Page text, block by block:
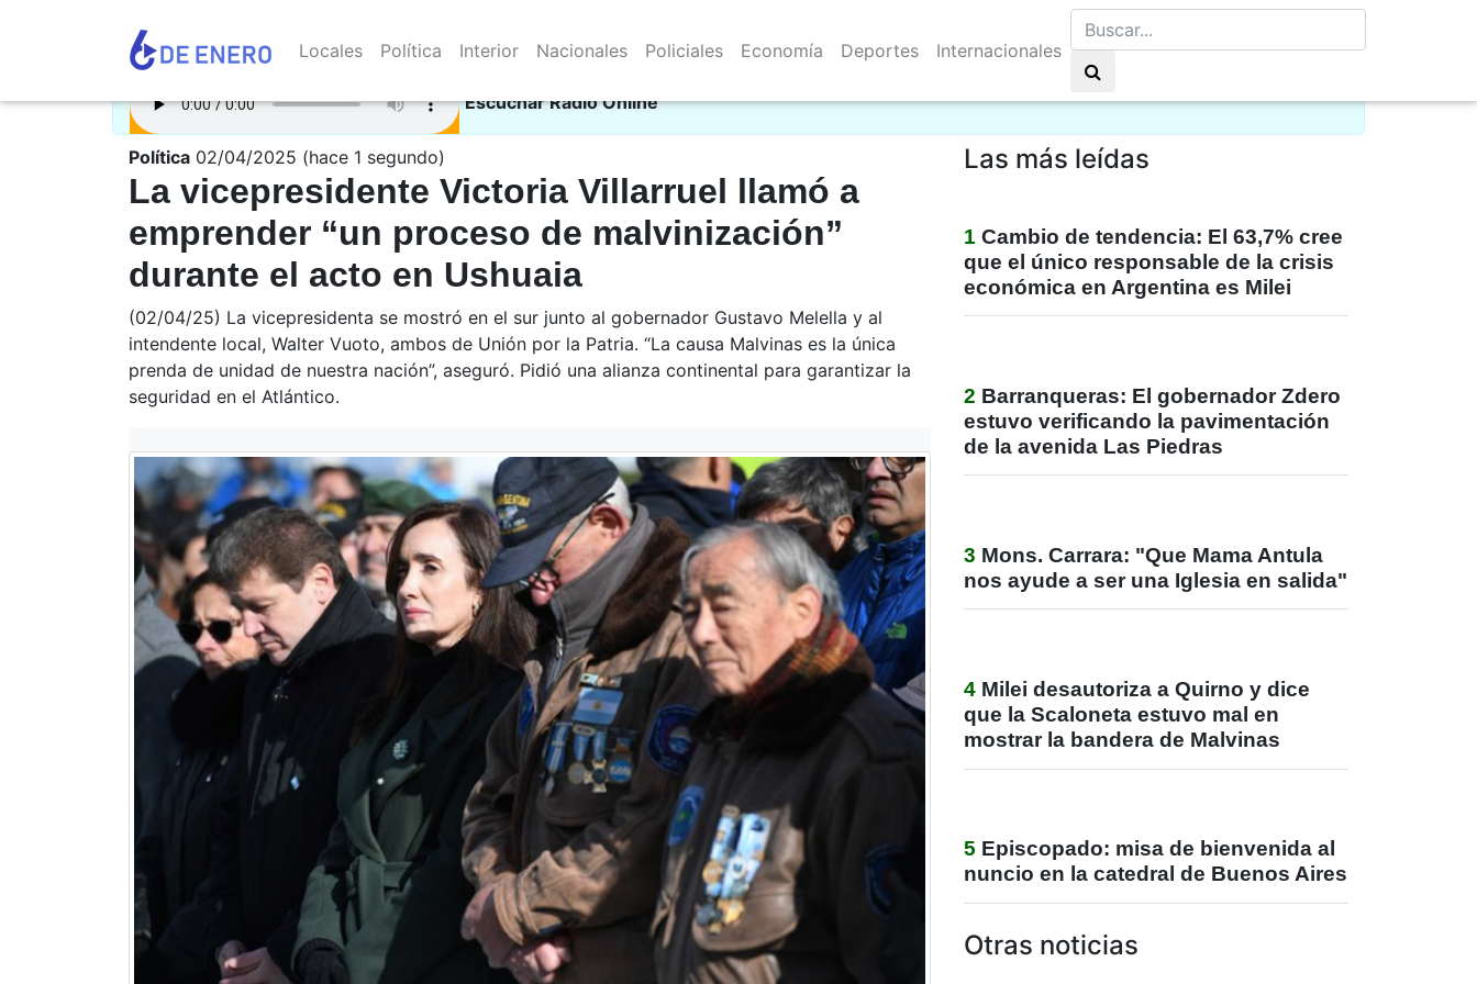
Locales Política Interior Nacionales Policiales Economía Deportes Internacionales
Escuchar Radio Online
Política 02/04/2025 (hace 1 segundo)
La vicepresidente Victoria Villarruel llamó a
emprender “un proceso de malvinización”
durante el acto en Ushuaia
(02/04/25) La vicepresidenta se mostró en el sur junto al gobernador Gustavo Melella y al
intendente local, Walter Vuoto, ambos de Unión por la Patria. “La causa Malvinas es la única
prenda de unidad de nuestra nación”, aseguró. Pidió una alianza continental para garantizar la
seguridad en el Atlántico.
Las más leídas
1 Cambio de tendencia: El 63,7% cree
que el único responsable de la crisis
económica en Argentina es Milei
2 Barranqueras: El gobernador Zdero
estuvo verificando la pavimentación
de la avenida Las Piedras
3 Mons. Carrara: "Que Mama Antula
nos ayude a ser una Iglesia en salida"
4 Milei desautoriza a Quirno y dice
que la Scaloneta estuvo mal en
mostrar la bandera de Malvinas
5 Episcopado: misa de bienvenida al
nuncio en la catedral de Buenos Aires
Otras noticias